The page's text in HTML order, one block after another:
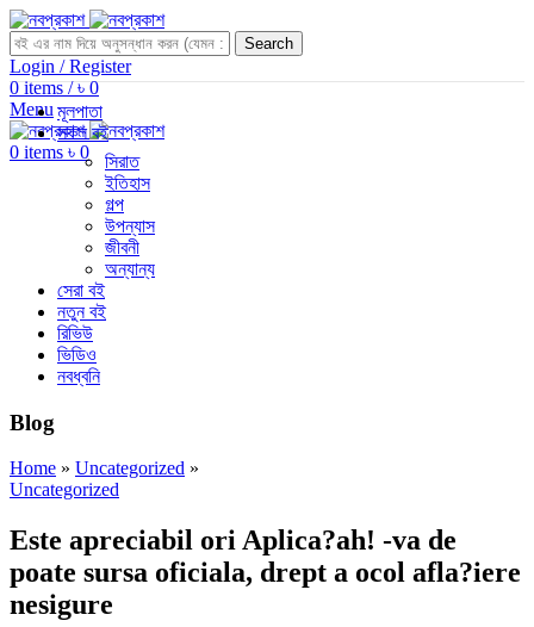
Search
Login / Register
0items / ৳0
Menu
0 items ৳ 0
মূলপাতা
সকল বই
সিরাত
ইতিহাস
গল্প
উপন্যাস
জীবনী
অন্যান্য
সেরা বই
নতুন বই
রিভিউ
ভিডিও
নবধ্বনি
Blog
Home » Uncategorized »
Uncategorized
Este apreciabil ori Aplica?ah! -va de
poate sursa oficiala, drept a ocol afla?iere
nesigure